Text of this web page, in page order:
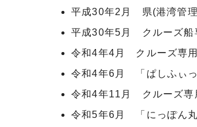
平成30年2月 県(港湾管理
平成30年5月 クルーズ船
令和4年4月 クルーズ専
令和4年6月 「ぱしふぃ
令和4年11月 クルーズ専
令和5年6月 「にっぽん